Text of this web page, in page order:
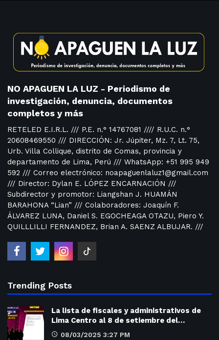
NO APAGUEN LA LUZ - Periodismo de
investigación, denuncia, documentos
completos y más
RETELED E.I.R.L. /// P.E. n.° 14767081 //// R.U.C. n.°
20608469550 /// DIRECCIÓN: Jr. Júpiter, Mz. 7, Lt. 75,
Urb. Villa Collique, distrito de Comas, provincia y
departamento de Lima, Perú /// WhatsApp: +51 995 949
592 /// Correo electrónico: noapaguenlaluz1@gmail.com
/// Director: Dylan E. LÓPEZ ENCARNACIÓN ///
Subdirector y promotor: Liangshan J. HUAMÁN
BARAHONA “Lian” /// Colaboradores: Joaquín F.
ÁLVAREZ LUNA, Daniel S. EGOCHEAGA OTAZU, Piero Y.
QUILLLILLI FERNANDEZ, Brian A. SAENZ ALBUJAR. ///
Trending Posts
La lista de fiscales y administrativos de
Lima Centro al 8 de setiembre del…
08/03/2025 3:27 PM